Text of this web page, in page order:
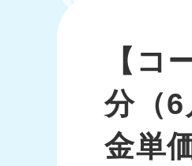
【コ
分（
金単